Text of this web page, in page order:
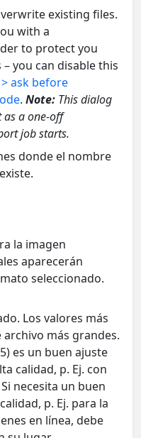
existing files.
with a
to protect you
you can disable this
ask before
. Note: This dialog
as a one-off
job starts.
donde el nombre
la imagen
aparecerán
seleccionado.
Los valores más
más grandes.
es un buen ajuste
calidad, p. Ej. con
necesita un buen
p. Ej. para la
en línea, debe